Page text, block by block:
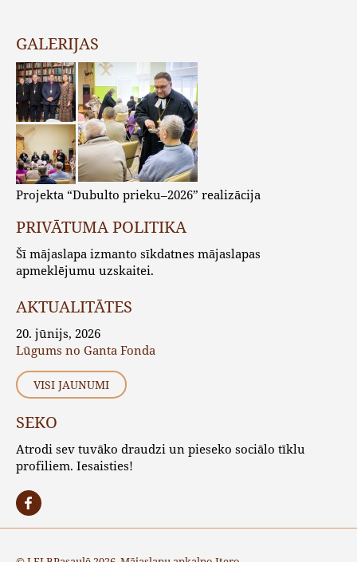
GALERIJAS
Projekta “Dubulto prieku–2026” realizācija
PRIVĀTUMA POLITIKA
Šī mājaslapa izmanto sīkdatnes mājaslapas
apmeklējumu uzskaitei.
AKTUALITĀTES
20. jūnijs, 2026
Lūgums no Ganta Fonda
VISI JAUNUMI
SEKO
Atrodi sev tuvāko draudzi un pieseko sociālo tīklu
profiliem. Iesaisties!